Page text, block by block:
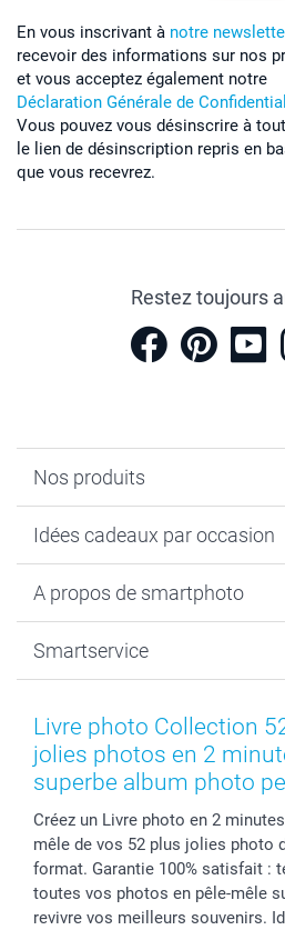
En vous inscrivant à notre
recevoir des informations sur nos
et vous acceptez également notre
Déclaration Générale de
Vous pouvez vous désinscrire à
le lien de désinscription repris en
que vous recevrez.
Restez toujours
Nos produits
Calendrier photo & Agenda photo
Tirage photo & agrandissement
Faire-part & Cartes
Coques smartphone
Stickers & Etiquettes
Cadres photo & accessoires déco
Idées cadeaux par occasion
Anniversaire
Naissance & baptême
Fête des Mères
Fête des Pères
Communion
Toussaint
Rentrée des classes
Saint-Valentin
Vacances
A propos de smartphoto
Plan du site
Droit de rétraction
Plaintes
Vie privée
Tarifs
Partenariats & Influence
Investisseurs
Smartservice
Aide
smartbonus
smartfriends
Modes de paiement
Grandes quantités
Statut de ma commande
Livre photo Collection
jolies photos en 2
superbe album photo
Créez un Livre photo en 2
mêle de vos 52 plus jolies photo
format. Garantie 100% satisfait :
toutes vos photos en pêle-mêle
revivre vos meilleurs souvenirs.